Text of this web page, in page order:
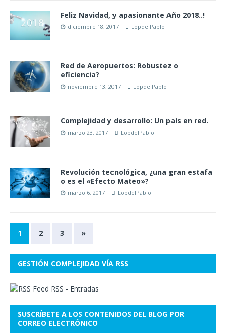
Feliz Navidad, y apasionante Año 2018..!
diciembre 18, 2017 LopdelPablo
Red de Aeropuertos: Robustez o
eficiencia?
noviembre 13, 2017 LopdelPablo
Complejidad y desarrollo: Un país en red.
marzo 23, 2017 LopdelPablo
Revolución tecnológica, ¿una gran estafa
o es el «Efecto Mateo»?
marzo 6, 2017 LopdelPablo
1 2 3 »
GESTIÓN COMPLEJIDAD VÍA RSS
RSS - Entradas
SUSCRÍBETE A LOS CONTENIDOS DEL BLOG POR
CORREO ELECTRÓNICO